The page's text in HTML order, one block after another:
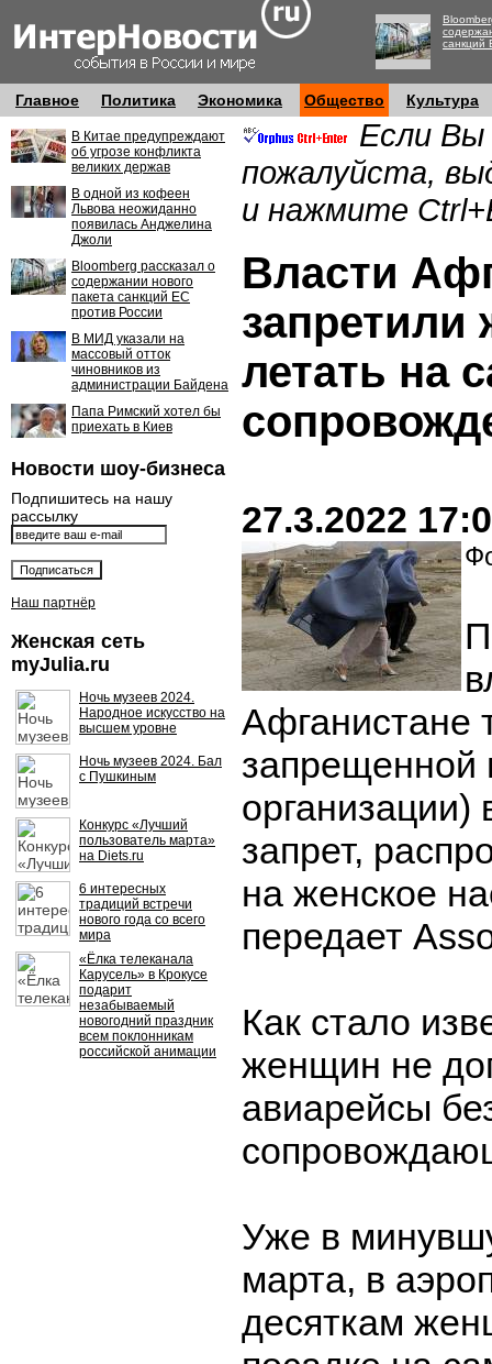
санкций
Главное Политика Экономика Общество Культура
В Китае предупреждают
об угрозе конфликта
великих держав
В одной из кофеен
Львова неожиданно
появилась Анджелина
Джоли
Bloomberg рассказал о
содержании нового
пакета санкций ЕС
против России
В МИД указали на
массовый отток
чиновников из
администрации Байдена
Папа Римский хотел бы
приехать в Киев
Новости шоу-бизнеса
Подпишитесь на нашу
рассылку
Наш партнёр
Женская сеть
myJulia.ru
Ночь музеев 2024.
Народное искусство на
высшем уровне
Ночь музеев 2024. Бал
с Пушкиным
Конкурс «Лучший
пользователь марта»
на Diets.ru
6 интересных
традиций встречи
нового года со всего
мира
«Ёлка телеканала
Карусель» в Крокусе
подарит
незабываемый
новогодний праздник
всем поклонникам
российской анимации
Если Вы
пожалуйста,
и нажмите
Власти
летать на
27.3.2022
Афганистане
запрещенной
организации)
запрет,
на женское
передает
Как стало
женщин не
авиарейсы
Уже в
марта, в
десяткам